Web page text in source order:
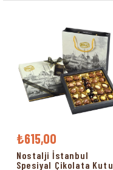
₺615,00
Nostalji İstanbul
Spesiyal Çikolata Kutu